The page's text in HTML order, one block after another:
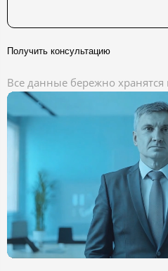
Получить консультацию
Все данные бережно